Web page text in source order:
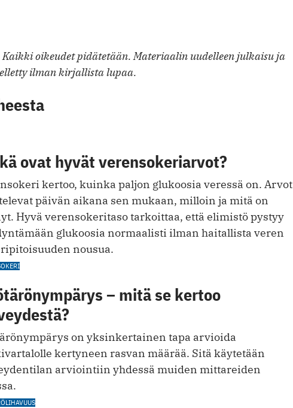
Kaikki oikeudet pidätetään. Materiaalin uudelleen julkaisu ja
ilman kirjallista lupaa.
ovat hyvät verensokeriarvot?
kertoo, kuinka paljon glukoosia veressä on. Arvot
päivän aikana sen mukaan, milloin ja mitä on
Hyvä verensokeritaso tarkoittaa, että elimistö pystyy
glukoosia normaalisti ilman haitallista veren
nousua.
– mitä se kertoo
on yksinkertainen tapa arvioida
kertyneen rasvan määrää. Sitä käytetään
arviointiin yhdessä muiden mittareiden